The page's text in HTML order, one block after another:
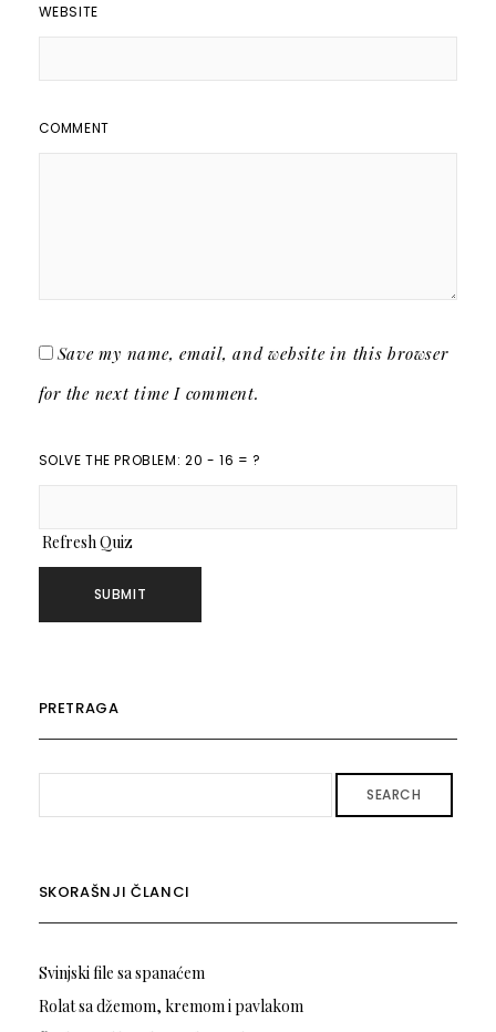
WEBSITE
COMMENT
Save my name, email, and website in this browser
for the next time I comment.
SOLVE THE PROBLEM: 20 - 16 = ?
Refresh Quiz
PRETRAGA
SEARCH
SKORAŠNJI ČLANCI
Svinjski file sa spanaćem
Rolat sa džemom, kremom i pavlakom